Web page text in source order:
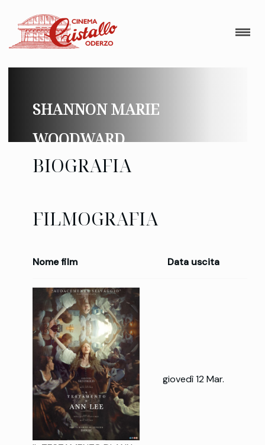
SHANNON MARIE
WOODWARD
BIOGRAFIA
FILMOGRAFIA
Nome film Data uscita
giovedì 12 Mar.